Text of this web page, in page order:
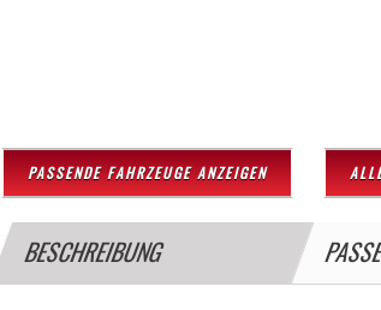
PASSENDE FAHRZEUGE ANZEIGEN
BESCHREIBUNG